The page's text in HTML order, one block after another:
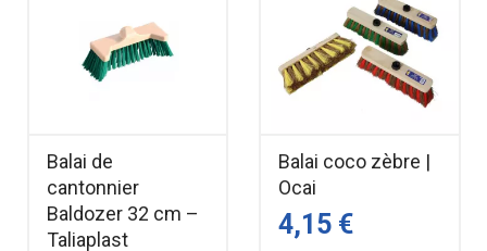
Balai de
cantonnier
Baldozer 32 cm –
Taliaplast
Balai coco zèbre |
Ocai
4,15 €